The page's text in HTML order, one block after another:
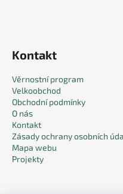
Kontakt
Věrnostní program
Velkoobchod
Obchodní podmínky
O nás
Kontakt
Zásady ochrany osobních
Mapa webu
Projekty